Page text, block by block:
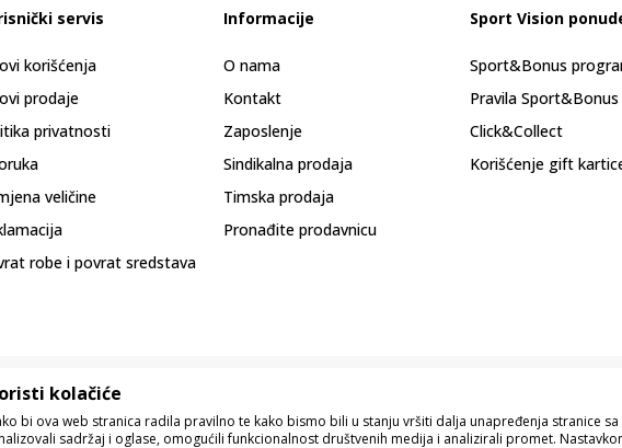
servis
korišćenja
prodaje
privatnosti
veličine
robe i povrat sredstava
Informacije
O nama
Kontakt
Zaposlenje
Sindikalna prodaja
Timska prodaja
Pronađite prodavnicu
Sport Vision
Sport&Bonus
Pravila
Click&Collect
Korišćenje gift
kolačiće
bi ova web stranica radila pravilno te kako bismo bili u stanju vršiti dalja unapređenja stranice
sadržaj i oglase, omogućili funkcionalnost društvenih medija i analizirali promet.